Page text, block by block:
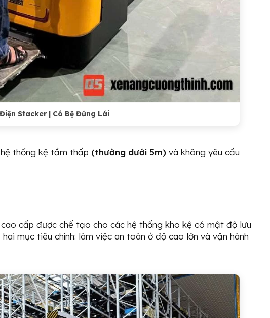
Stacker | Có Bệ Đứng Lái
thống kệ tầm thấp (thường dưới 5m) và không yêu cầu
cấp được chế tạo cho các hệ thống kho kệ có mật độ lưu
mục tiêu chính: làm việc an toàn ở độ cao lớn và vận hành